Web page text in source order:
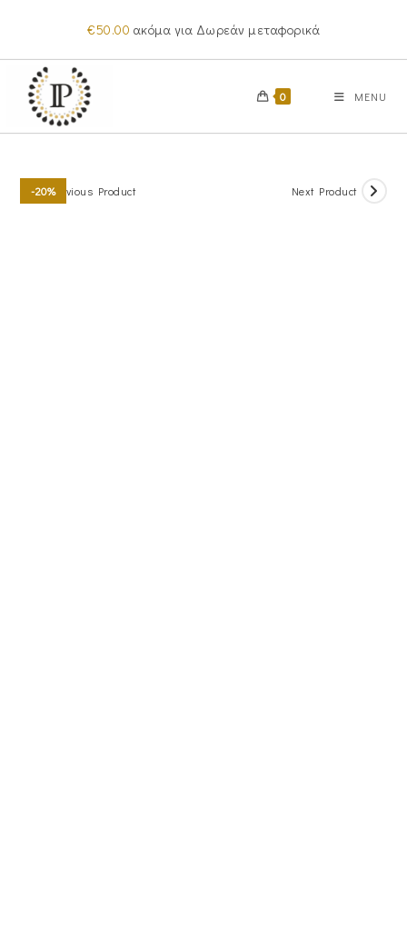
content
€50.00 ακόμα για Δωρεάν μεταφορικά
0 MENU
-20%Previous Product Next Product